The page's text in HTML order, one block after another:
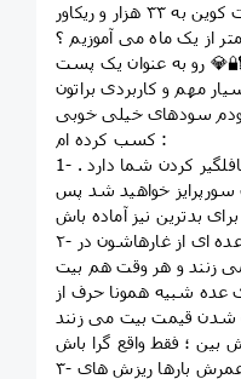
درس هایی که از سقوط اخیر بیت کوین به ۳۳ هزار و ریکاور
🔐💎 رو به عنوان یک پست
مهم و کاربردی براتون
سودهای خیلی خوبی
کسب کرده ام :
1- بازار رمزارزها همیشه چیزی برای غافلگیر کردن شما دارد .
سورپرایز خواهید شد پس
۲- همواره وقتی بازار ریزش کرده عده ای از غارهاشون در
زنند و هر وقت هم بیت
عده شبیه همونا حرف از
شدن قیمت بیت می زنند
۳- بیت کوین طی ۱۳ سال عمرش بارها ریزش های